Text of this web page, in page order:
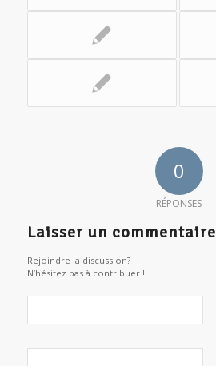
0
RÉPONSES
Laisser un commentaire
Rejoindre la discussion?
N’hésitez pas à contribuer !